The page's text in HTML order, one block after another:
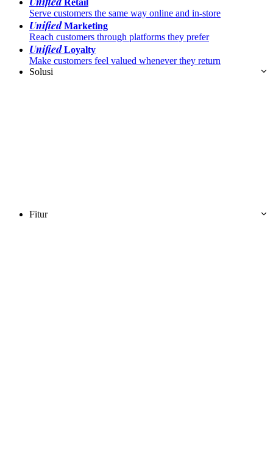
Serve customers the same way online and in-store
UnifiedMarketing
Reach customers through platforms they prefer
UnifiedLoyalty
Make customers feel valued whenever they return
Solusi
Fitur